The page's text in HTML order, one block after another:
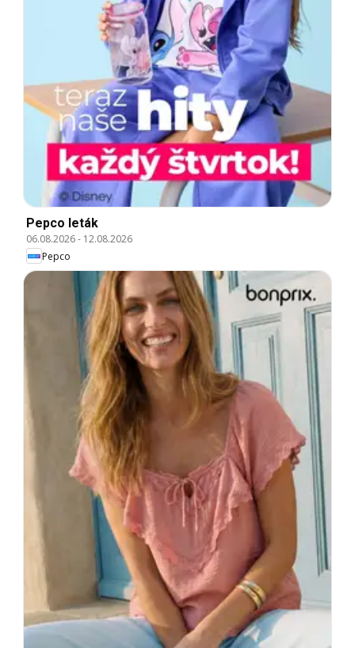
Pepco leták
06.08.2026- 12.08.2026
Pepco